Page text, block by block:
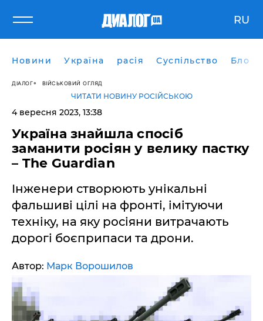
RU
Новини Україна расія Суспільство Блоги
ДІАЛОГ ВІЙСЬКОВИЙ ОГЛЯД
ЧИТАТИ НОВИНУ РОСІЙСЬКОЮ
4 вересня 2023, 13:38
Україна знайшла спосіб
заманити росіян у велику пастку
– The Guardian
Інженери створюють унікальні
фальшиві цілі на фронті, імітуючи
техніку, на яку росіяни витрачають
дорогі боєприпаси та дрони.
Автор: Марк Ворошилов